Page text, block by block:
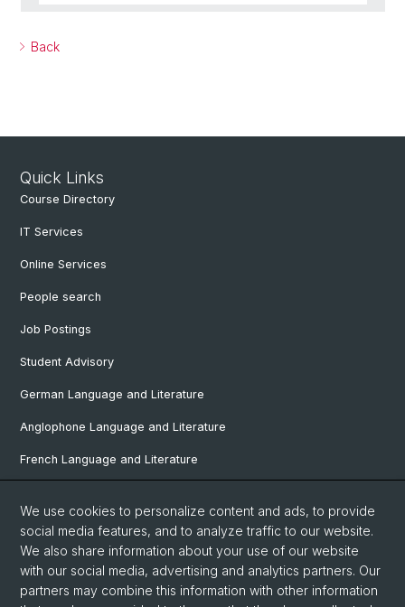
Back
Quick Links
Course Directory
IT Services
Online Services
People search
Job Postings
Student Advisory
German Language and Literature
Anglophone Language and Literature
French Language and Literature
Italian Language and Literature
Nordic Studies
Eastern European Studies
We use cookies to personalize content and ads, to provide
social media features, and to analyze traffic to our website.
We also share information about your use of our website
with our social media, advertising and analytics partners. Our
partners may combine this information with other information